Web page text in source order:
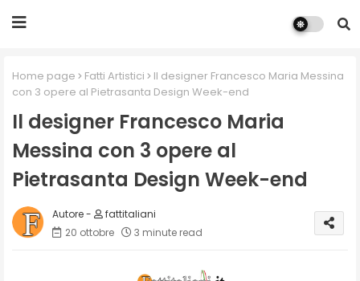
Home page Fatti Artistici
Il designer Francesco Maria Messina
con 3 opere al Pietrasanta Design Week-end
Il designer Francesco Maria
Messina con 3 opere al
Pietrasanta Design Week-end
fattitaliani
20 ottobre
3 minute read